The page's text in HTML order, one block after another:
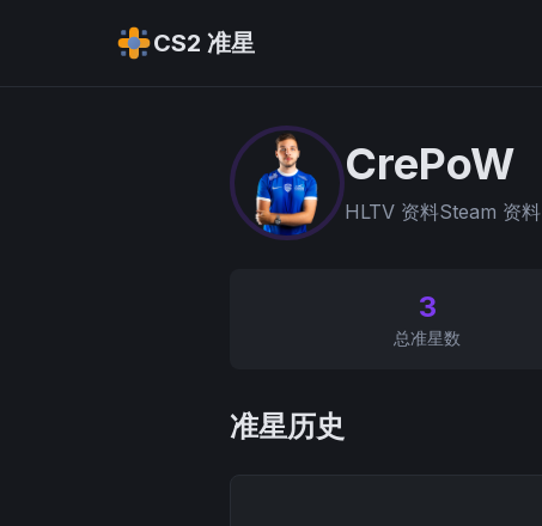
CS2 准星
CrePoW
HLTV 资料Steam 资料
3
总准星数
准星历史